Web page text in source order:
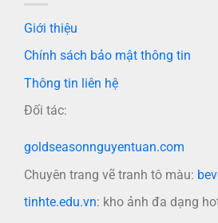
Giới thiệu
Chính sách bảo mật thông tin
Thông tin liên hệ
Đối tác:
goldseasonnguyentuan.com
Chuyên trang vẽ tranh tô màu:
tinhte.edu.vn: kho ảnh đa dạng